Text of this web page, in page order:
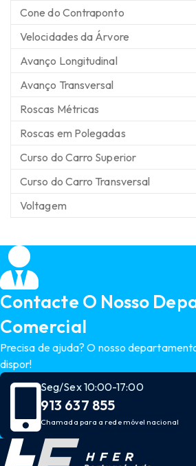
Cone do Contraponto
Velocidades da Árvore
Avanço Longitudinal
Avanço Transversal
Roscas Métricas
Roscas em Polegadas
Curso do Carro Superior
Curso do Carro Transversal
Voltagem
Contacte O Nosso
Comercial
Precisa de ajuda? O nosso
dispor!
Seg/Sex 10:00-17:00
913 637 855
Chamada para a rede móvel nacional